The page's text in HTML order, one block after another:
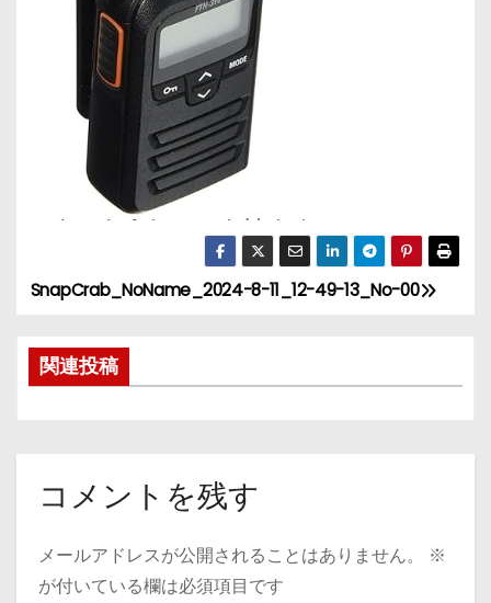
投
稿
ナ
ゲ
シ
SnapCrab_NoName_2024-8-11_12-49-13_No-00
関連投稿
コメントを残す
メールアドレスが公開されることはありません。
※
が付いている欄は必須項目です